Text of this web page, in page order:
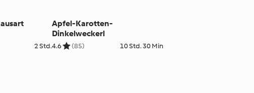
2 Std.
Apfel-Karotten-
Dinkelweckerl
4.6 (85) 10 Std. 30 Min